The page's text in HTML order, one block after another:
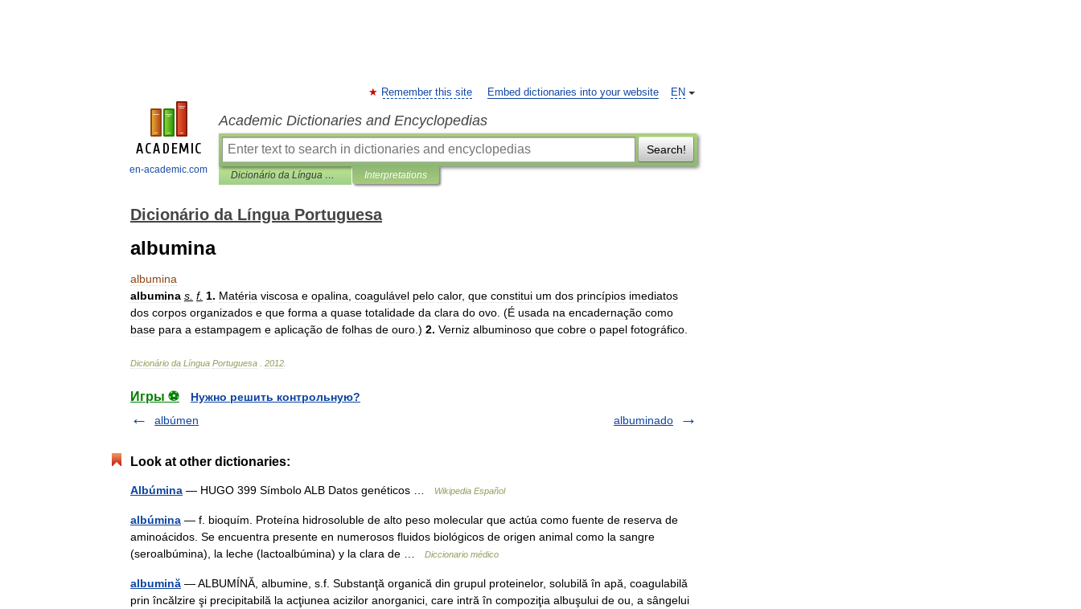
en-academic.com
EN
Remember this site Embed dictionaries into your website
Academic Dictionaries and Encyclopedias
Search!
Dicionário da Língua Portuguesa Interpretations
Dicionário da Língua Portuguesa
albumina
albumina
albumina s f. 1. Matéria viscosa e opalina coagulável pelo calor, que constitui um dos princípios imediatos
dos corpos organizados e que forma a quase totalidade da clara do ovo . (É usada na encadernação como
base para a estampagem e aplicação de folhas de ouro .) 2. Verniz albuminoso que cobre o papel fotográfico
Dicionário da Língua Portuguesa 2012
Игры ⚽
Нужно решить контрольную?
albúmen
albuminado
Look at other dictionaries:
Albúmina — HUGO 399 Símbolo ALB Datos genéticos … Wikipedia Español
albúmina — f. bioquím. Proteína hidrosoluble de alto peso molecular que actúa como fuente de reserva de
aminoácidos. Se encuentra presente en numerosos fluidos biológicos de origen animal como la sangre
(seroalbúmina), la leche (lactoalbúmina) y la clara de …
Diccionario médico
albumină — ALBUMÍNĂ, albumine, s.f. Substanţă organică din grupul proteinelor, solubilă în apă, coagulabilă
prin încălzire şi precipitabilă la acţiunea acizilor anorganici, care intră în compoziţia albuşului de ou, a sângelui